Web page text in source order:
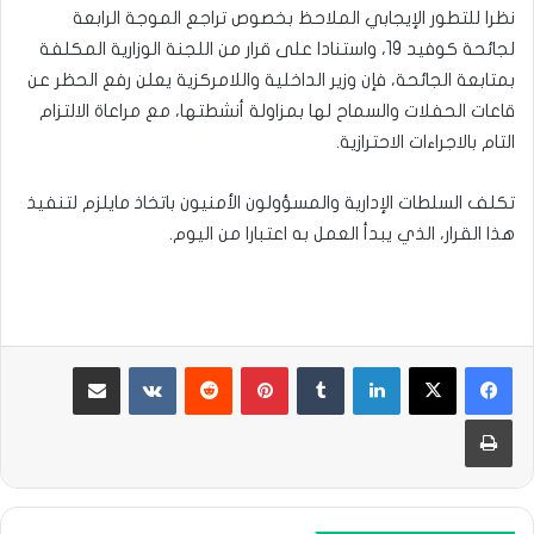
نظرا للتطور الإيجابي الملاحظ بخصوص تراجع الموجة الرابعة
لجائحة كوفيد 19، واستنادا على قرار من اللجنة الوزارية المكلفة
بمتابعة الجائحة، فإن وزير الداخلية واللامركزية يعلن رفع الحظر عن
قاعات الحفلات والسماح لها بمزاولة أنشطتها، مع مراعاة الالتزام
التام بالاجراءات الاحترازية.
تكلف السلطات الإدارية والمسؤولون الأمنيون باتخاذ مايلزم لتنفيذ
هذا القرار، الذي يبدأ العمل به اعتبارا من اليوم.
لينكدإن بينتيريست مشاركة عبر البريد
طباعة